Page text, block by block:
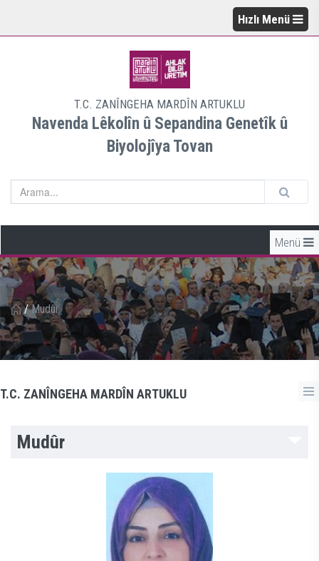
Hızlı Menü
T.C. ZANÎNGEHA MARDÎN ARTUKLU
Navenda Lêkolîn û Sepandina Genetîk û
Biyolojîya Tovan
Menü
/ Mudûr
T.C. ZANÎNGEHA MARDÎN ARTUKLU
Mudûr